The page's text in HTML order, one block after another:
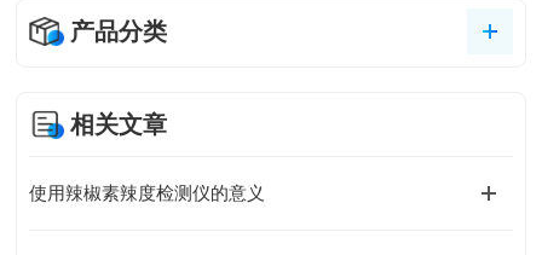
产品分类
相关文章
使用辣椒素辣度检测仪的意义